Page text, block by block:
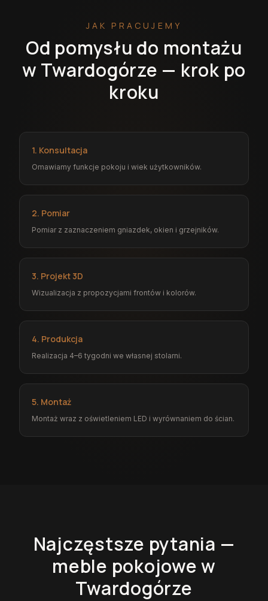
JAK PRACUJEMY
Od pomysłu do montażu
w Twardogórze — krok po
kroku
1. Konsultacja
Omawiamy funkcje pokoju i wiek użytkowników.
2. Pomiar
Pomiar z zaznaczeniem gniazdek, okien i grzejników.
3. Projekt 3D
Wizualizacja z propozycjami frontów i kolorów.
4. Produkcja
Realizacja 4–6 tygodni we własnej stolarni.
5. Montaż
Montaż wraz z oświetleniem LED i wyrównaniem do ścian.
Najczęstsze pytania —
meble pokojowe w
Twardogórze